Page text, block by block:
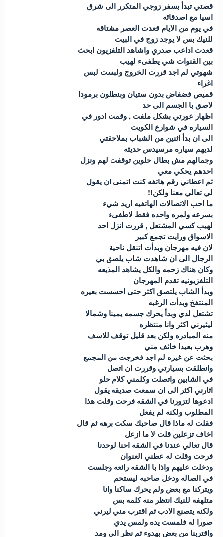
قصتي تبدأ بسفر زوجي المتكرر الى شرق
اسيا مع اصدقائه
في يوم من الايام قعدت العصر مشتاقه
للنيك بس لا يوجد زوج في البيت
قعدت اداعب صدري واشاهد التلفزيون ابحث
بين القنوات شي يطفىء لهيب
شهوتي لم اجد قررت الخروج ولبست لبس
اغراء
قميص فضفاض بدون ستيان وبنطلون برمودا
لاصق با الجسم الى حد
اظهار عورتي بشكل ملفت , وقمت ادور في
السياره في شوارع الكويت
الى ان بدأ اثنين من الشباب بملاحقتي
لديهم سياره مرسيدس حديثه
وجمالهم مش بطال حلوين توقفت لهم ونزل
احدهم يحكي معي
ثم اعطاني رقم هاتفه كنت اتمنى ان يقول
لي تعالي معنا ولكن!!
ما احب الاتصالات الهاتفيه اريد شيء
بسرعه ولمره واحده فقط لاطفىء
لهيب كسي المشتعل , قررت انزل احد
الاسواق ورايت تجمع كبير
لان فيه مهرجان وبدأت اتنقل ناحية
الرجال الى ان شاهدت شاب يلصق بي
وكان هناك زحمه والكل يشاهد المذيعه
التلفزيونيه تقدم المهرجان
وبدأ الشاب يلتصق اكثر حتى احسست بعيره
المنتفخ وبدأت الرغبه
تشتعل لدي وبدأ يحرك جسمه يمينا وشمالا
ليثيرني اكثر وانا منتظره
منه المبادره ولكن بعد قليل توقف للاسف
وهرب بعيدا خائف مني
بحثت عن غيره لم اجد فخرجت من المجمع
وانطلقت بسيارتي وقررت ان اتصل
في الشابين واتصلت وكلمني كلام حلو
اثارني اكثر الى ان سمعت صديقه يقول
ادعوها لتزورنا في الشقه فرحت وقلت هذا
المطلوب ولكنه لم يفعل
فقلت له ماذا قال صاحبك سكت برهه ثم قال
اخاف تزعلين قلت لا ما ازعل
قال تعالي عندنا في الشقه احنا لوحدنا
فرحت وقلت له عطني العنوان
ودخلت عليهم واذا با الشقه رائعه وجلست
في الصاله ودخل صاحبه ليستحم
ويتركنا مع بعض ولم يحرك ساكنا وانا
متلهفه للنيك انتظر منه كلمه بس
ولكنه يتصنع الادب ثم اقترب مني ليرني
صورا له فلمست يده ولمس يدي
واقتربنا من بعض بهدوء ثم نظر الي ومد